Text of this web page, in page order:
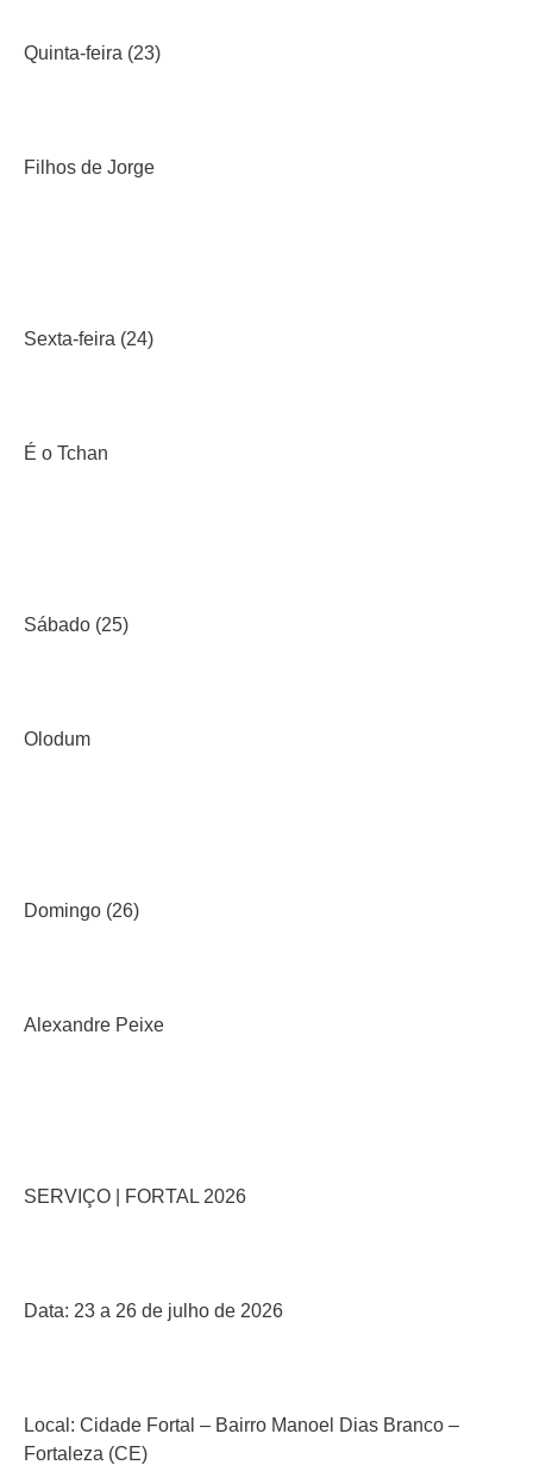
Quinta-feira (23)
Filhos de Jorge
Sexta-feira (24)
É o Tchan
Sábado (25)
Olodum
Domingo (26)
Alexandre Peixe
SERVIÇO | FORTAL 2026
Data: 23 a 26 de julho de 2026
Local: Cidade Fortal – Bairro Manoel Dias Branco –
Fortaleza (CE)